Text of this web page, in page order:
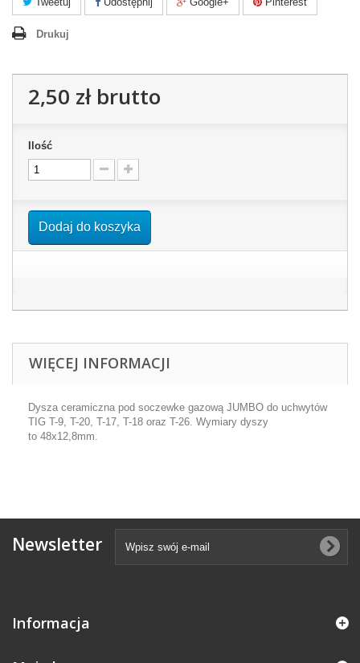
Drukuj
2,50 złbrutto
Ilość
Dodaj do koszyka
WIĘCEJ INFORMACJI
Dysza ceramiczna pod soczewke gazową JUMBO do uchwytów
TIG T-9, T-20, T-17, T-18 oraz T-26. Wymiary dyszy
to 48x12,8mm.
Newsletter
Informacja